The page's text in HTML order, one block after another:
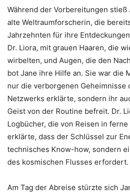
Während der Vorbereitungen stieß
alte Weltraumforscherin, die
Jahrzehnten für ihre
Dr. Liora, mit grauen Haaren, die
wirbelten, und Augen, die den
bot Jane ihre Hilfe an. Sie war die
nur die verborgenen Geheimnisse
Netzwerks erklärte, sondern ihr
Geist von der Routine befreit. Dr.
Logbücher, die von Reisen in
erklärte, dass der Schlüssel zur
technisches Know-how, sondern
des kosmischen Flusses erfordert.
Am Tag der Abreise stürzte sich